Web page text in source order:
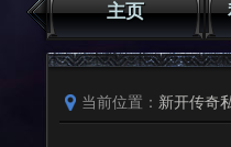
主页
当前位置： 新开传奇